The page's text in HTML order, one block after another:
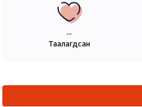
...
Таалагдсан